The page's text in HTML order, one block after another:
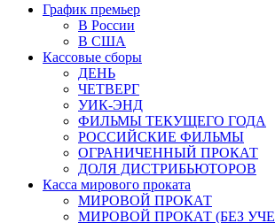
График премьер
В России
В США
Кассовые сборы
ДЕНЬ
ЧЕТВЕРГ
УИК-ЭНД
ФИЛЬМЫ ТЕКУЩЕГО ГОДА
РОССИЙСКИЕ ФИЛЬМЫ
ОГРАНИЧЕННЫЙ ПРОКАТ
ДОЛЯ ДИСТРИБЬЮТОРОВ
Касса мирового проката
МИРОВОЙ ПРОКАТ
МИРОВОЙ ПРОКАТ (БЕЗ